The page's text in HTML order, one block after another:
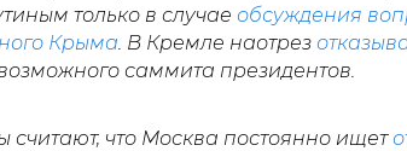
только в случае обсуждения
Крыма . В Кремле наотрез
саммита президентов.
что Москва постоянно ищет